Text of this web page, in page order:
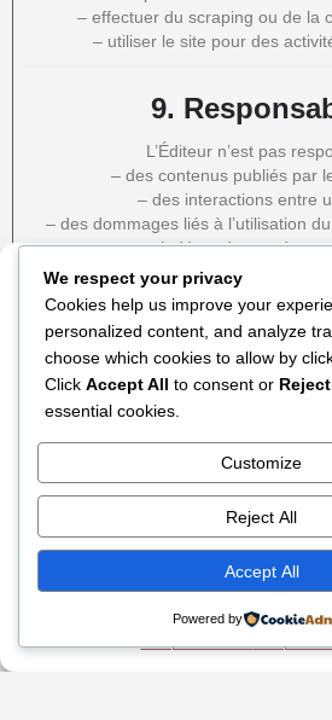
Gérer le
Pour offrir les meilleures expériences, nous utilisons
cookies pour stocker et/ou accéder aux informations
à ces technologies nous permettra de traiter des
de navigation ou les ID uniques sur ce site. Le fait de
consentement peut avoir un effet négatif sur certaines
Accepter
Refuser
Voir les
– effectuer du scraping ou de la
– utiliser le site pour des
9.
L’Éditeur n’est pas
– des contenus publiés par
– des interactions entre
– des dommages liés à l’utilisation
indépendantes de sa
10.Modification
L’Éditeur peut modifier les
Les changements sont applicables
11.Loi
Les présentes CGU sont
We respect your privacy
Cookies help us improve your
personalized content, and analyze
choose which cookies to allow by
Click Accept All to consent or
essential cookies.
Customize
Reject All
Accept All
Powered by